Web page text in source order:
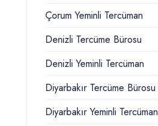
Çorum Yeminli Tercüman
Denizli Tercüme Bürosu
Denizli Yeminli Tercüman
Diyarbakır Tercüme Bürosu
Diyarbakır Yeminli Tercüman